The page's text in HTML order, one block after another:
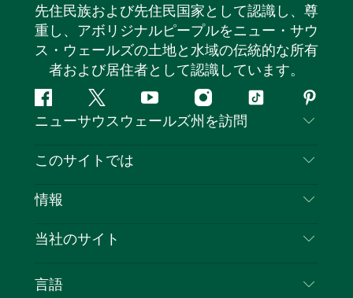
先住民族および先住民国家として認識し、尊
重し、アボリジナルピープルをニュー・サウ
ス・ウェールズの土地と水域の伝統的な所有
者および居住者として認識しています。
フ
ェ
ス
ッ
ツ
イ
タ
ユ
ー
イ
ン
テ
ピ
ン
レ
ト
ニューサウスウェールズ州を訪問
お問い合わせ
クッキーに関する通知
このサイトでは
目的地
イベント
情報
旅行情報
NSWでのビジネス
当社のサイト
言語